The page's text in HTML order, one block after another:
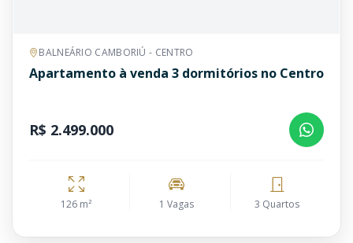
BALNEÁRIO CAMBORIÚ - CENTRO
Apartamento à venda 3 dormitórios no Centro
R$ 2.499.000
126 m² 1 Vagas 3 Quartos